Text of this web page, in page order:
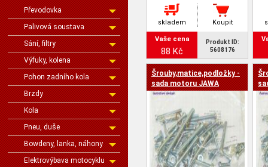
Převodovka
Palivová soustava
Sání, filtry
Výfuky, kolena
Pohon zadního kola
Brzdy
Kola
Pneu, duše
Bowdeny, lanka, náhony
Elektrovýbava motocyklu
skladem Koupit
Vaše cena
88 Kč
Produkt ID:
5608176
Šrouby,matice,podložky -
sada motoru JAWA